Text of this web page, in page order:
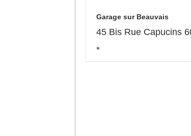
Garage sur Beauvais
45 Bis Rue Capucins
*